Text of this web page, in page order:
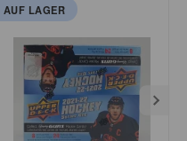
AUF LAGER